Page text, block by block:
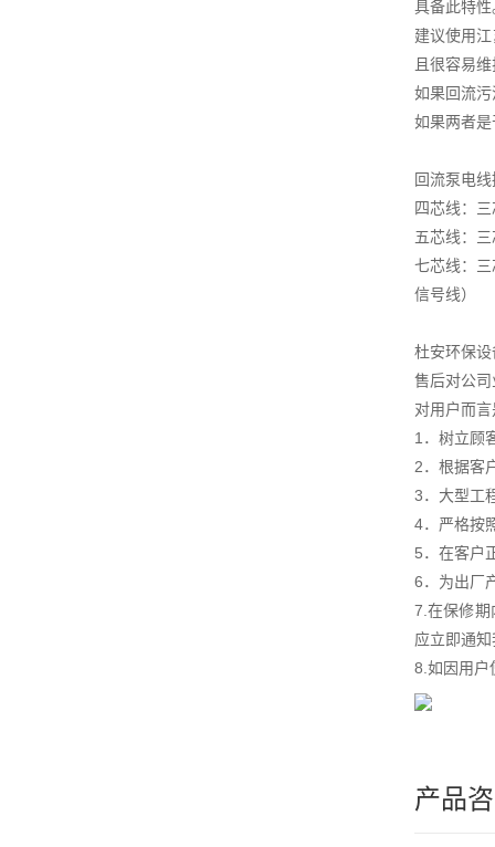
具备此特性
建议使用
且很容易
如果回流
如果两者
回流泵电
四芯线：
五芯线：
七芯线：
信号线）
杜安环保
售后对公
对用户而
1．树立顾
2．根据客
3．大型工
4．严格按
5．在客户
6．为出厂
7.在保修期
应立即通
8.如因用户
产品